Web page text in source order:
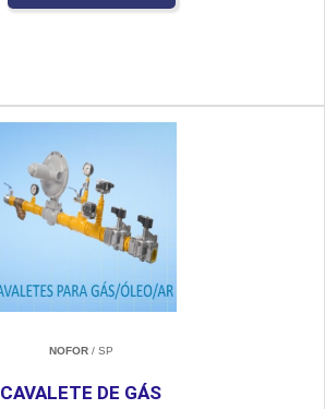
NOFOR/ SP
CAVALETE DE GÁS